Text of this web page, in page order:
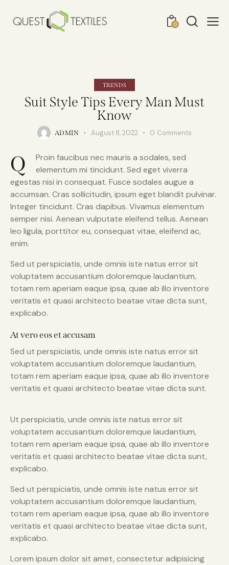
0
TRENDS
Suit Style Tips Every Man Must
Know
ADMIN August 8, 2022 0 Comments
Q
Proin faucibus nec mauris a sodales, sed
elementum mi tincidunt. Sed eget viverra
egestas nisi in consequat. Fusce sodales augue a
accumsan. Cras sollicitudin, ipsum eget blandit pulvinar.
Integer tincidunt. Cras dapibus. Vivamus elementum
semper nisi. Aenean vulputate eleifend tellus. Aenean
leo ligula, porttitor eu, consequat vitae, eleifend ac,
enim.
Sed ut perspiciatis, unde omnis iste natus error sit
voluptatem accusantium doloremque laudantium,
totam rem aperiam eaque ipsa, quae ab illo inventore
veritatis et quasi architecto beatae vitae dicta sunt,
explicabo.
At vero eos et accusam
Sed ut perspiciatis, unde omnis iste natus error sit
voluptatem accusantium doloremque laudantium,
totam rem aperiam eaque ipsa, quae ab illo inventore
veritatis et quasi architecto beatae vitae dicta sunt.
Ut perspiciatis, unde omnis iste natus error sit
voluptatem accusantium doloremque laudantium,
totam rem aperiam eaque ipsa, quae ab illo inventore
veritatis et quasi architecto beatae vitae dicta sunt,
explicabo.
Sed ut perspiciatis, unde omnis iste natus error sit
voluptatem accusantium doloremque laudantium,
totam rem aperiam eaque ipsa, quae ab illo inventore
veritatis et quasi architecto beatae vitae dicta sunt,
explicabo.
Lorem ipsum dolor sit amet, consectetur adipisicing